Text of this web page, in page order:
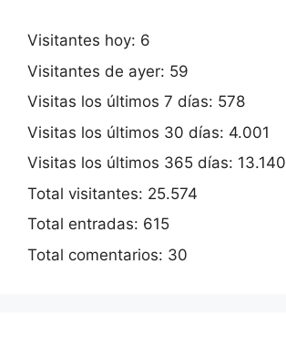
Visitantes hoy: 6
Visitantes de ayer: 59
Visitas los últimos 7 días: 578
Visitas los últimos 30 días: 4.001
Visitas los últimos 365 días: 13.140
Total visitantes: 25.574
Total entradas: 615
Total comentarios: 30